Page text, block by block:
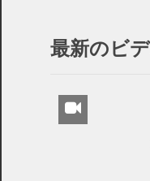
最新のビ